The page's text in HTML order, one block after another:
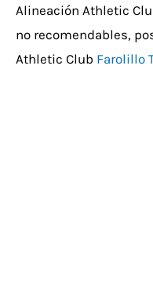
Alineación Athletic
no recomendables,
Athletic Club Farolillo